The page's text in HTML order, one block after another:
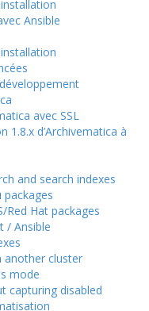
Ansible
avec SSL
1.8.x d’Archivematica à
and search indexes
packages
Red Hat packages
/ Ansible
another cluster
mode
capturing disabled